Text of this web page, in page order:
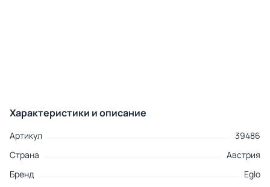
Характеристики и описание
Артикул
39486
Страна
Австрия
Бренд
Eglo